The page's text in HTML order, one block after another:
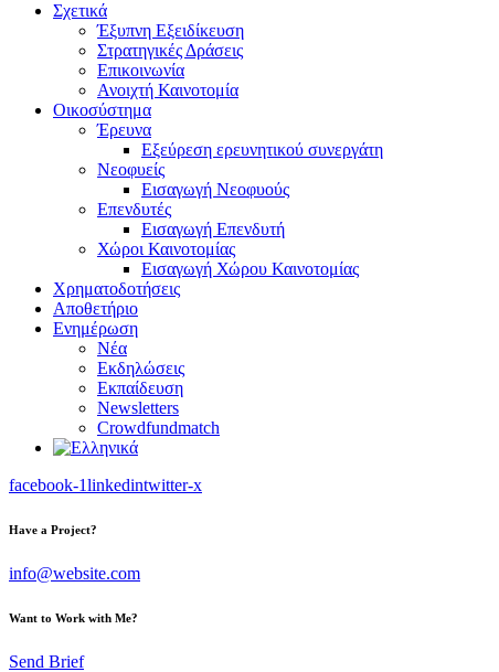
Σχετικά
Έξυπνη Εξειδίκευση
Στρατηγικές Δράσεις
Επικοινωνία
Ανοιχτή Καινοτομία
Οικοσύστημα
Έρευνα
Εξεύρεση ερευνητικού συνεργάτη
Νεοφυείς
Εισαγωγή Νεοφυούς
Επενδυτές
Εισαγωγή Επενδυτή
Χώροι Καινοτομίας
Εισαγωγή Χώρου Καινοτομίας
Χρηματοδοτήσεις
Αποθετήριο
Ενημέρωση
Νέα
Εκδηλώσεις
Εκπαίδευση
Newsletters
Crowdfundmatch
facebook-1linkedintwitter-x
Have a Project?
info@website.com
Want to Work with Me?
Send Brief